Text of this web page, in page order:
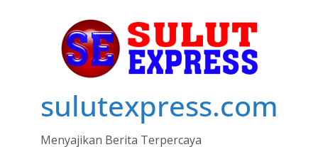
sulutexpress.com
Menyajikan Berita Terpercaya